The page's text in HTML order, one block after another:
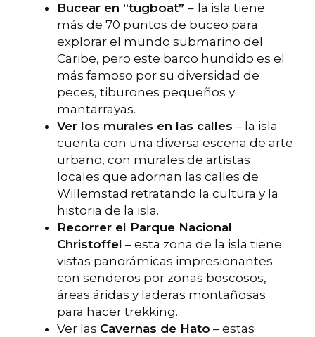
Bucear en “tugboat” – la isla tiene
más de 70 puntos de buceo para
explorar el mundo submarino del
Caribe, pero este barco hundido es el
más famoso por su diversidad de
peces, tiburones pequeños y
mantarrayas.
Ver los murales en las calles – la isla
cuenta con una diversa escena de arte
urbano, con murales de artistas
locales que adornan las calles de
Willemstad retratando la cultura y la
historia de la isla.
Recorrer el Parque Nacional
Christoffel – esta zona de la isla tiene
vistas panorámicas impresionantes
con senderos por zonas boscosos,
áreas áridas y laderas montañosas
para hacer trekking.
Ver las Cavernas de Hato – estas